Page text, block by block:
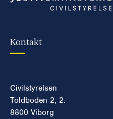
Kontakt
Civilstyrelsen
Toldboden 2, 2.
8800 Viborg